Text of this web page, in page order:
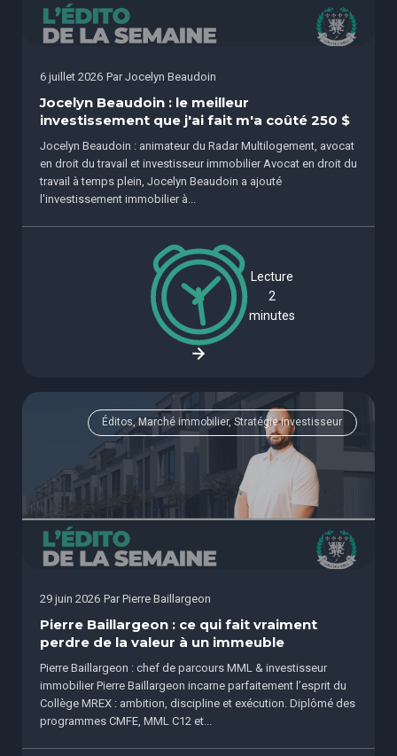
6 juillet 2026 Par Jocelyn Beaudoin
Jocelyn Beaudoin : le meilleur
investissement que j'ai fait m'a coûté 250 $
Jocelyn Beaudoin : animateur du Radar Multilogement, avocat
en droit du travail et investisseur immobilier Avocat en droit du
travail à temps plein, Jocelyn Beaudoin a ajouté
l'investissement immobilier à...
Lecture
2
minutes
Éditos, Marché immobilier, Stratégie investisseur
29 juin 2026 Par Pierre Baillargeon
Pierre Baillargeon : ce qui fait vraiment
perdre de la valeur à un immeuble
Pierre Baillargeon : chef de parcours MML & investisseur
immobilier Pierre Baillargeon incarne parfaitement l’esprit du
Collège MREX : ambition, discipline et exécution. Diplômé des
programmes CMFE, MML C12 et...